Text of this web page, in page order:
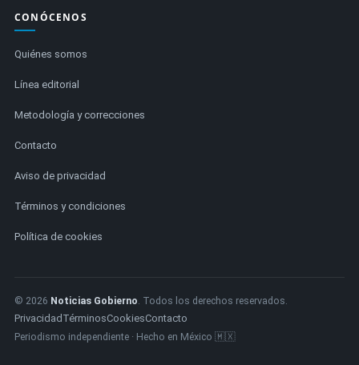
CONÓCENOS
Quiénes somos
Línea editorial
Metodología y correcciones
Contacto
Aviso de privacidad
Términos y condiciones
Política de cookies
© 2026 Noticias Gobierno. Todos los derechos reservados.
Privacidad TérminosCookiesContacto
Periodismo independiente · Hecho en México 🇲🇽